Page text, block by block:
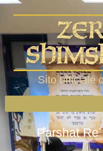
Sito ufficiale